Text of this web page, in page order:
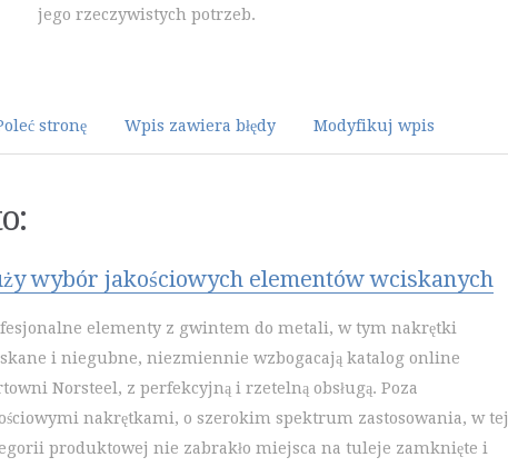
jego rzeczywistych potrzeb.
stronę Wpis zawiera błędy Modyfikuj wpis
wybór jakościowych elementów wciskanych
elementy z gwintem do metali, w tym nakrętki
i niegubne, niezmiennie wzbogacają katalog online
Norsteel, z perfekcyjną i rzetelną obsługą. Poza
nakrętkami, o szerokim spektrum zastosowania, w tej
produktowej nie zabrakło miejsca na tuleje zamknięte i